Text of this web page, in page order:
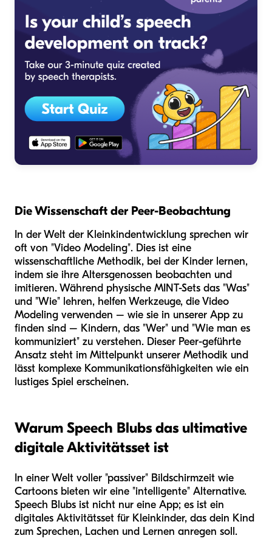
Die Wissenschaft der Peer-Beobachtung
In der Welt der Kleinkindentwicklung sprechen wir
oft von "Video Modeling". Dies ist eine
wissenschaftliche Methodik, bei der Kinder lernen,
indem sie ihre Altersgenossen beobachten und
imitieren. Während physische MINT-Sets das "Was"
und "Wie" lehren, helfen Werkzeuge, die Video
Modeling verwenden – wie sie in unserer App zu
finden sind – Kindern, das "Wer" und "Wie man es
kommuniziert" zu verstehen. Dieser Peer-geführte
Ansatz steht im Mittelpunkt unserer Methodik und
lässt komplexe Kommunikationsfähigkeiten wie ein
lustiges Spiel erscheinen.
Warum Speech Blubs das ultimative
digitale Aktivitätsset ist
In einer Welt voller "passiver" Bildschirmzeit wie
Cartoons bieten wir eine "intelligente" Alternative.
Speech Blubs ist nicht nur eine App; es ist ein
digitales Aktivitätsset für Kleinkinder, das dein Kind
zum Sprechen, Lachen und Lernen anregen soll.